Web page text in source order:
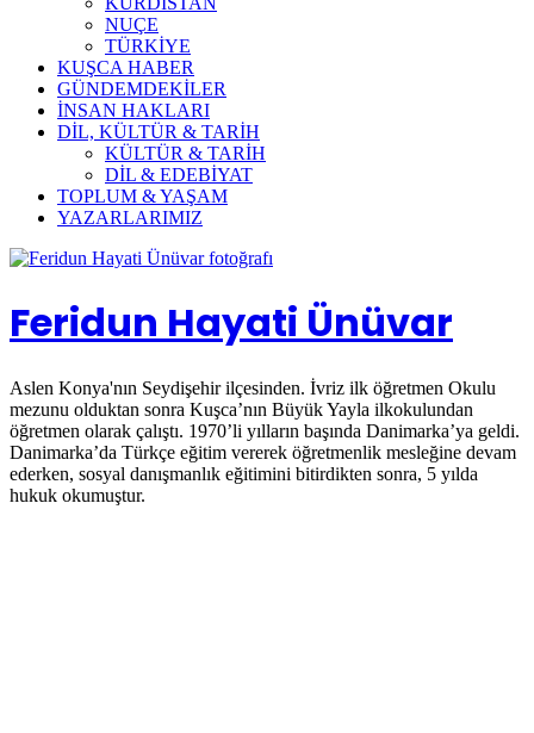
NUÇE
TÜRKİYE
KUŞCA HABER
GÜNDEMDEKİLER
İNSAN HAKLARI
DİL, KÜLTÜR & TARİH
KÜLTÜR & TARİH
DİL & EDEBİYAT
TOPLUM & YAŞAM
YAZARLARIMIZ
Feridun Hayati Ünüvar
Aslen Konya'nın Seydişehir ilçesinden. İvriz ilk öğretmen Okulu
mezunu olduktan sonra Kuşca’nın Büyük Yayla ilkokulundan
öğretmen olarak çalıştı. 1970’li yılların başında Danimarka’ya geldi.
Danimarka’da Türkçe eğitim vererek öğretmenlik mesleğine devam
ederken, sosyal danışmanlık eğitimini bitirdikten sonra, 5 yılda
hukuk okumuştur.